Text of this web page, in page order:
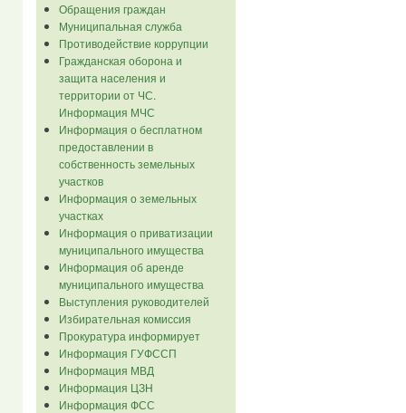
Обращения граждан
Муниципальная служба
Противодействие коррупции
Гражданская оборона и
защита населения и
территории от ЧС.
Информация МЧС
Информация о бесплатном
предоставлении в
собственность земельных
участков
Информация о земельных
участках
Информация о приватизации
муниципального имущества
Информация об аренде
муниципального имущества
Выступления руководителей
Избирательная комиссия
Прокуратура информирует
Информация ГУФССП
Информация МВД
Информация ЦЗН
Информация ФСС